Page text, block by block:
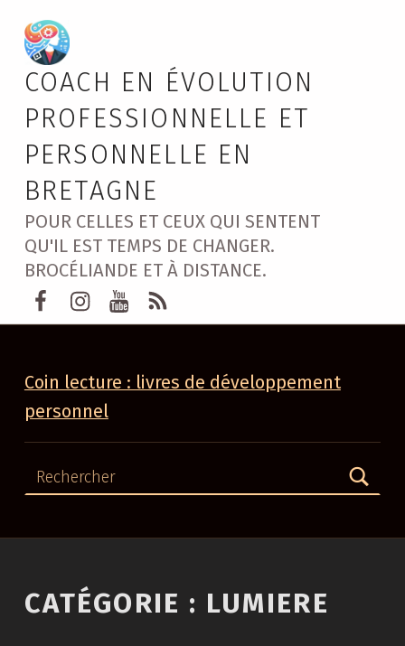
COACH EN ÉVOLUTION
PROFESSIONNELLE ET
PERSONNELLE EN
BRETAGNE
POUR CELLES ET CEUX QUI SENTENT
QU'IL EST TEMPS DE CHANGER.
BROCÉLIANDE ET À DISTANCE.
Page Facebook Marie GUERY
instagram Marie GUERY
Youtube Marie GUERY
Rss Marie Guéry
Coin lecture : livres de développement
personnel
CATÉGORIE : LUMIERE